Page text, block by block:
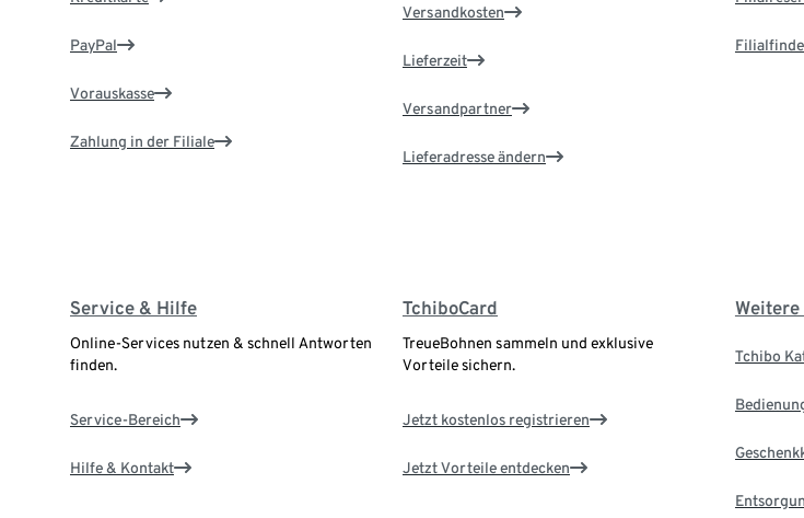
PayPal
Vorauskasse
Zahlung in der Filiale
Versandkosten
Lieferzeit
Versandpartner
Lieferadresse ändern
Service & Hilfe
Online-Services nutzen & schnell Antworten
finden.
Service-Bereich
Hilfe & Kontakt
TchiboCard
TreueBohnen sammeln und exklusive
Vorteile sichern.
Jetzt kostenlos registrieren
Jetzt Vorteile entdecken
Tchibo